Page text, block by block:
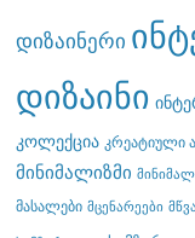
დიზაინერი
დიზაინი
კოლექცია კრეატიული
მინიმალიზმი
მასალები მცენარეები